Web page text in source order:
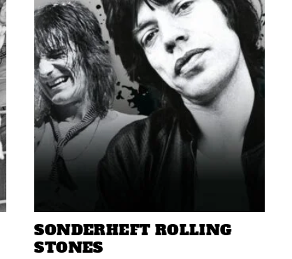
SONDERHEFT ROLLING
STONES